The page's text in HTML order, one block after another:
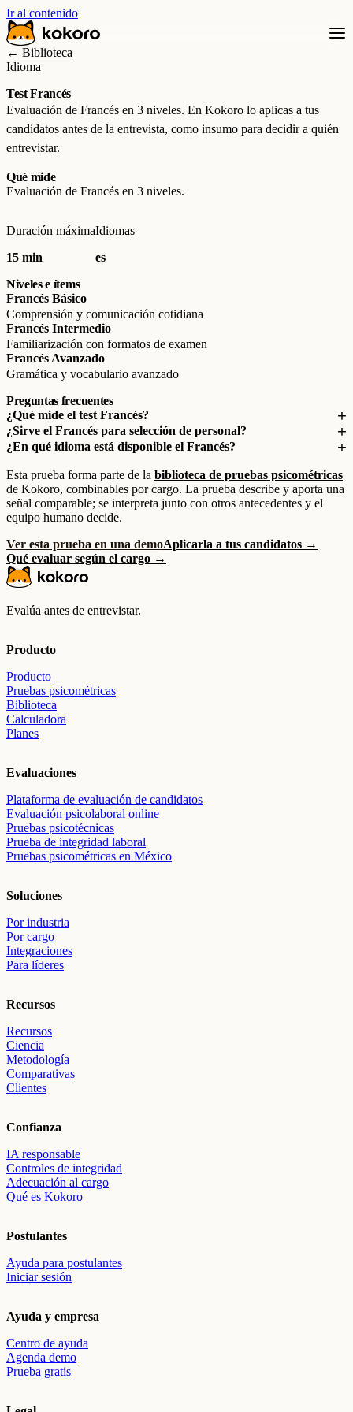
Ir al contenido
← Biblioteca
Idioma
Test Francés
Evaluación de Francés en 3 niveles. En Kokoro lo aplicas a tus
candidatos antes de la entrevista, como insumo para decidir a quién
entrevistar.
Qué mide
Evaluación de Francés en 3 niveles.
Duración máxima
15 min
Idiomas
es
Niveles e ítems
Francés Básico
Comprensión y comunicación cotidiana
Francés Intermedio
Familiarización con formatos de examen
Francés Avanzado
Gramática y vocabulario avanzado
Preguntas frecuentes
¿Qué mide el test Francés?
¿Sirve el Francés para selección de personal?
¿En qué idioma está disponible el Francés?
Esta prueba forma parte de la biblioteca de pruebas psicométricas
de Kokoro, combinables por cargo. La prueba describe y aporta una
señal comparable; se interpreta junto con otros antecedentes y el
equipo humano decide.
Ver esta prueba en una demoAplicarla a tus candidatos →
Qué evaluar según el cargo →
Evalúa antes de entrevistar.
Producto
Producto
Pruebas psicométricas
Biblioteca
Calculadora
Planes
Evaluaciones
Plataforma de evaluación de candidatos
Evaluación psicolaboral online
Pruebas psicotécnicas
Prueba de integridad laboral
Pruebas psicométricas en México
Soluciones
Por industria
Por cargo
Integraciones
Para líderes
Recursos
Recursos
Ciencia
Metodología
Comparativas
Clientes
Confianza
IA responsable
Controles de integridad
Adecuación al cargo
Qué es Kokoro
Postulantes
Ayuda para postulantes
Iniciar sesión
Ayuda y empresa
Centro de ayuda
Agenda demo
Prueba gratis